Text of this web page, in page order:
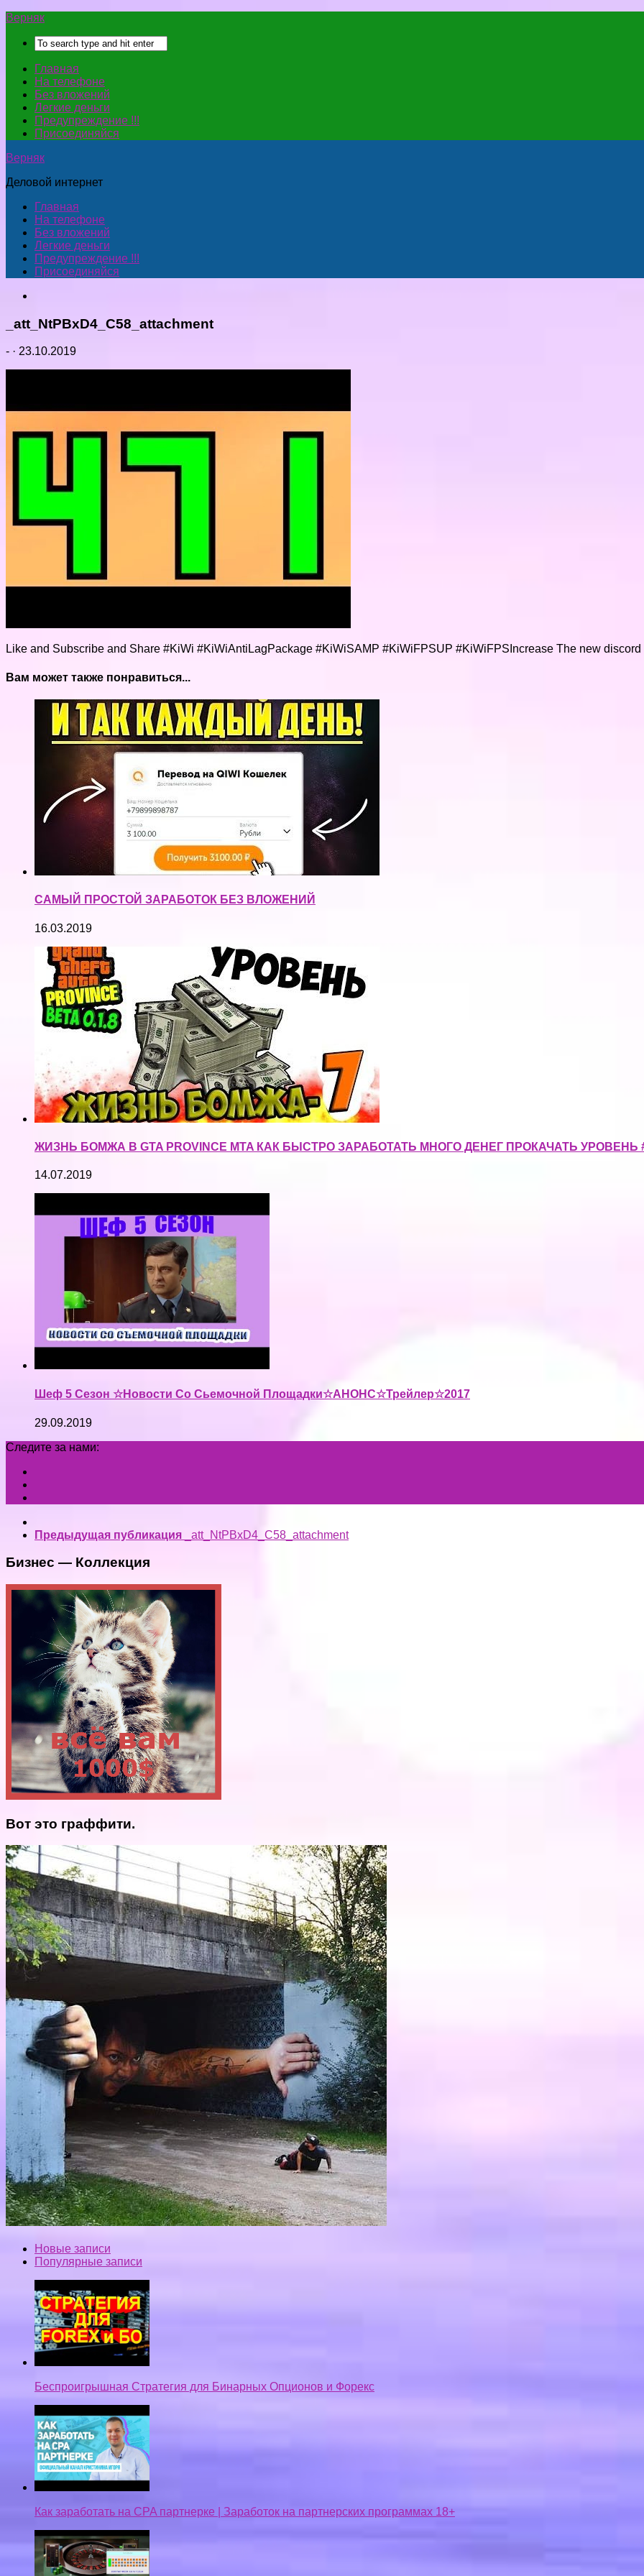
Верняк
Главная
На телефоне
Без вложений
Легкие деньги
Предупреждение !!!
Присоединяйся
Верняк
Деловой интернет
Главная
На телефоне
Без вложений
Легкие деньги
Предупреждение !!!
Присоединяйся
_att_NtPBxD4_C58_attachment
- · 23.10.2019
Like and Subscribe and Share #KiWi #KiWiAntiLagPackage #KiWiSAMP #KiWiFPSUP #KiWiFPSIncrease The new
Вам может также понравиться...
САМЫЙ ПРОСТОЙ ЗАРАБОТОК БЕЗ ВЛОЖЕНИЙ
16.03.2019
ЖИЗНЬ БОМЖА В GTA PROVINCE MTA КАК БЫСТРО ЗАРАБОТАТЬ МНОГО ДЕНЕГ ПРОКАЧАТЬ УРОВЕНЬ
14.07.2019
Шеф 5 Сезон ☆Новости Со Сьемочной Площадки☆АНОНС☆Трейлер☆2017
29.09.2019
Следите за нами:
Предыдущая публикация _att_NtPBxD4_C58_attachment
Бизнес — Коллекция
Вот это граффити.
Новые записи
Популярные записи
Беспроигрышная Стратегия для Бинарных Опционов и Форекс
Как заработать на CPA партнерке | Заработок на партнерских программах 18+